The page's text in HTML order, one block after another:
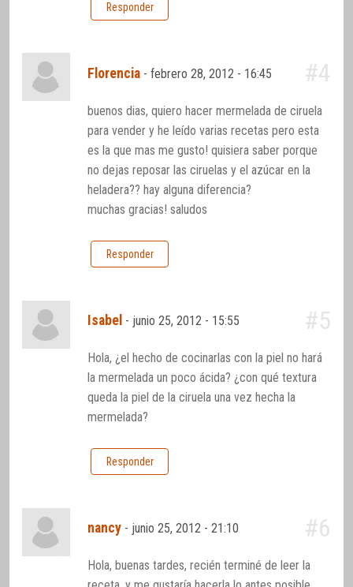
Responder
Florencia -febrero 28, 2012 - 16:45 #4
buenos dias, quiero hacer mermelada de ciruela
para vender y he leído varias recetas pero esta
es la que mas me gusto! quisiera saber porque
no dejas reposar las ciruelas y el azúcar en la
heladera?? hay alguna diferencia?
muchas gracias! saludos
Responder
Isabel - junio 25, 2012 - 15:55 #5
Hola, ¿el hecho de cocinarlas con la piel no hará
la mermelada un poco ácida? ¿con qué textura
queda la piel de la ciruela una vez hecha la
mermelada?
Responder
nancy - junio 25, 2012 - 21:10 #6
Hola, buenas tardes, recién terminé de leer la